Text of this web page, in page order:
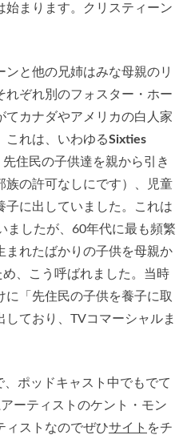
始まります。クリスティーン
と他の兄姉はみな母親のリ
れぞれ別のフォスター・ホー
てカナダやアメリカの白人家
これは、いわゆるSixties
住民の子供達を親から引き
族の許可なしにです）、児童
子に出していました。これは
ましたが、60年代に最も頻繁
まれたばかりの子供を母親か
、こう呼ばれました。当時
に「先住民の子供を養子に取
ており、TVコマーシャルま
ポッドキャスト中でもでて
ーティストのケント・モン
ィストなのでぜひサイト をチ